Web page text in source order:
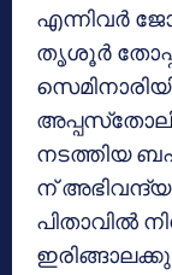
എന്നിവര്‍
തൃശൂര്‍ തോപ്പ്
നടത്തിയ
ന് അഭിവന്ദ്യ
പിതാവില്‍